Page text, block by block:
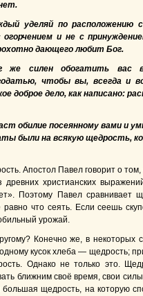
уделяй по расположению
огорчением и не с
дающего любит Бог.
же силен обогатить вас
чтобы вы, всегда и
доброе дело, как написано:
обилие посеянному вами и
были на всякую щедрость,
Апостол Павел говорит о том,
христианских
Поэтому Павел сравнивает
что сеять. Если сеешь
урожай.
Конечно же, в некоторых
кусок хлеба — щедрость;
Однако не только это.
ближним своё время, свои
щедрость, на которую